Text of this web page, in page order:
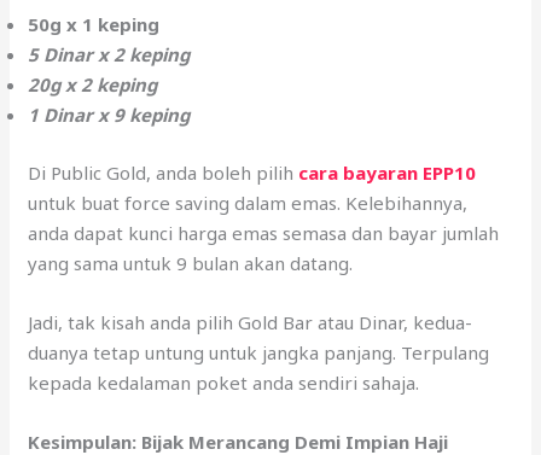
50g x 1 keping
5 Dinar x 2 keping
20g x 2 keping
1 Dinar x 9 keping
Di Public Gold, anda boleh pilih cara bayaran EPP10
untuk buat force saving dalam emas. Kelebihannya,
anda dapat kunci harga emas semasa dan bayar jumlah
yang sama untuk 9 bulan akan datang.
Jadi, tak kisah anda pilih Gold Bar atau Dinar, kedua-
duanya tetap untung untuk jangka panjang. Terpulang
kepada kedalaman poket anda sendiri sahaja.
Kesimpulan: Bijak Merancang Demi Impian Haji